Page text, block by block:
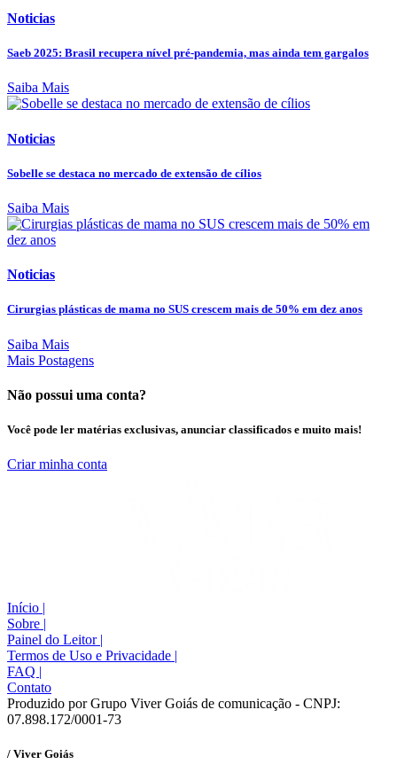
Noticias
Saeb 2025: Brasil recupera nível pré-pandemia, mas ainda tem gargalos
Saiba Mais
Noticias
Sobelle se destaca no mercado de extensão de cílios
Saiba Mais
Noticias
Cirurgias plásticas de mama no SUS crescem mais de 50% em dez anos
Saiba Mais
Mais Postagens
Não possui uma conta?
Você pode ler matérias exclusivas, anunciar classificados e muito mais!
Criar minha conta
Início |
Sobre |
Painel do Leitor |
Termos de Uso e Privacidade |
FAQ |
Contato
Produzido por Grupo Viver Goiás de comunicação - CNPJ:
07.898.172/0001-73
/ Viver Goiás